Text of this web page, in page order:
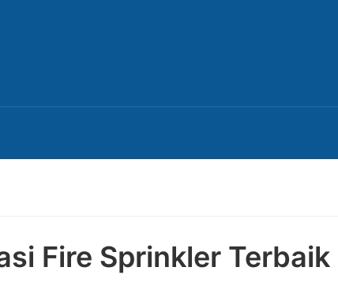
Fire Sprinkler